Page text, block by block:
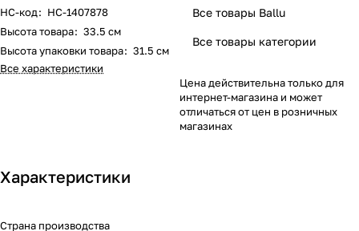
НС-код: НС-1407878
Высота товара: 33.5 см
Высота упаковки товара: 31.5 см
Все характеристики
Все товары Ballu
Все товары категории
Цена действительна только для
интернет-магазина и может
отличаться от цен в розничных
магазинах
Характеристики
Страна производства